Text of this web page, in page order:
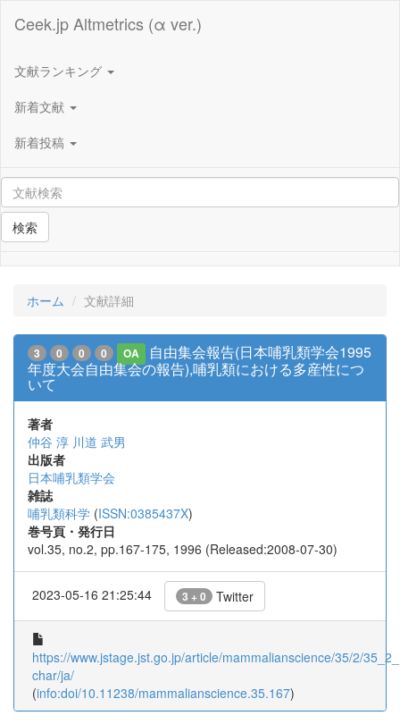
Ceek.jp Altmetrics (α ver.)
文献ランキング
新着文献
新着投稿
検索
ホーム 文献詳細
3 0 0 0 OA
自由集会報告(日本哺乳類学会1995
年度大会自由集会の報告),哺乳類における多産性につ
いて
著者
仲谷 淳 川道 武男
出版者
日本哺乳類学会
雑誌
哺乳類科学 (ISSN:0385437X)
巻号頁・発行日
vol.35, no.2, pp.167-175, 1996 (Released:2008-07-30)
2023-05-16 21:25:44 3 + 0 Twitter
https://www.jstage.jst.go.jp/article/mammalianscience/35/2/
char/ja/
(info:doi/10.11238/mammalianscience.35.167)